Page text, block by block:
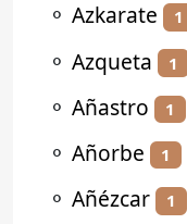
⚬ Azkarate 1
⚬ Azqueta 1
⚬ Añastro 1
⚬ Añorbe 1
⚬ Añézcar 1